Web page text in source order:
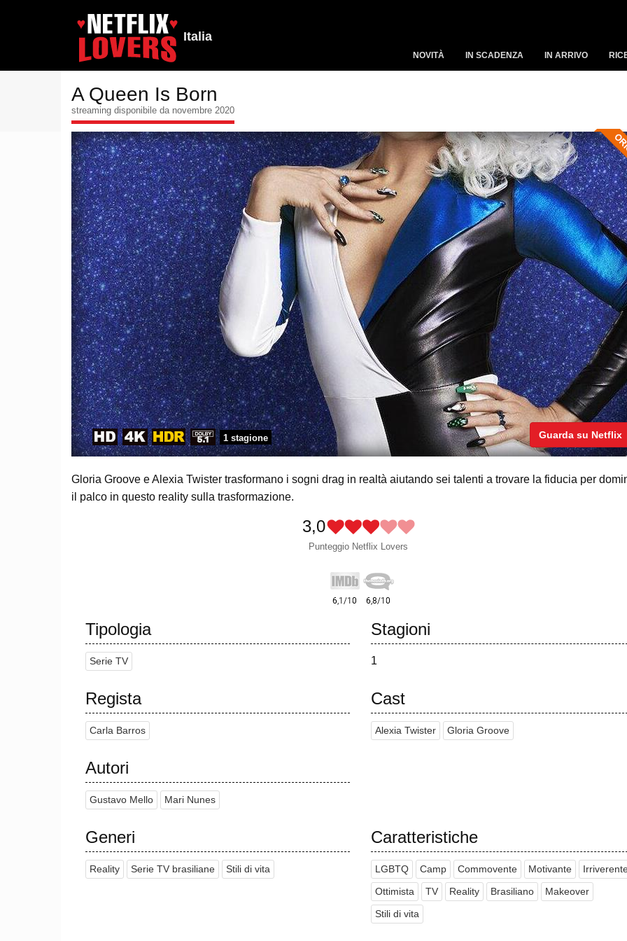
Italia
NOVITÀ IN SCADENZA IN ARRIVO
A Queen Is Born
streaming disponibile da novembre 2020
1 stagione Guarda su Netflix
Gloria Groove e Alexia Twister trasformano i sogni drag in realtà aiutando sei talenti a trovare la fiducia per
il palco in questo reality sulla trasformazione.
3,0
Punteggio Netflix Lovers
Tipologia
Serie TV
Stagioni
1
Regista
Carla Barros
Autori
Gustavo Mello Mari Nunes
Cast
Alexia Twister Gloria Groove
Generi
Reality Serie TV brasiliane Stili di vita
Caratteristiche
LGBTQ Camp Commovente Motivante
Ottimista TV Reality Brasiliano Makeover
Stili di vita